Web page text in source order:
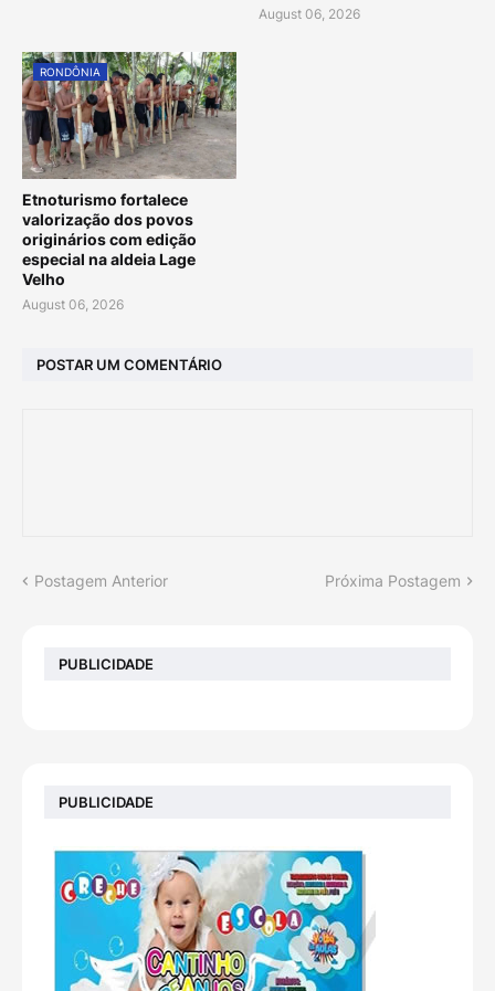
August 06, 2026
RONDÔNIA
Etnoturismo fortalece
valorização dos povos
originários com edição
especial na aldeia Lage
Velho
August 06, 2026
POSTAR UM COMENTÁRIO
Postagem Anterior Próxima Postagem
PUBLICIDADE
PUBLICIDADE